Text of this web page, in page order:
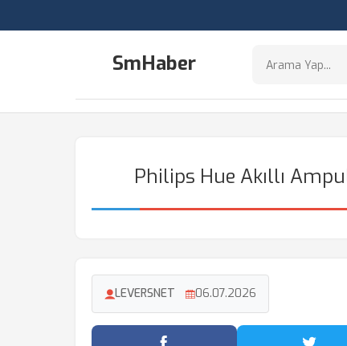
SmHaber
Philips Hue Akıllı
LEVERSNET 06.07.2026